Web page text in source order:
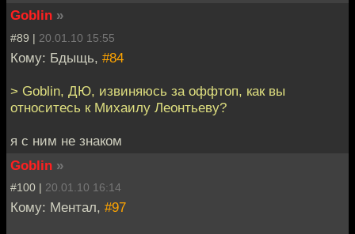
Goblin »
#89 | 20.01.10 15:55
Кому: Бдыщь, #84
> Goblin, ДЮ, извиняюсь за оффтоп, как вы
относитесь к Михаилу Леонтьеву?
я с ним не знаком
Goblin »
#100 | 20.01.10 16:14
Кому: Ментал, #97